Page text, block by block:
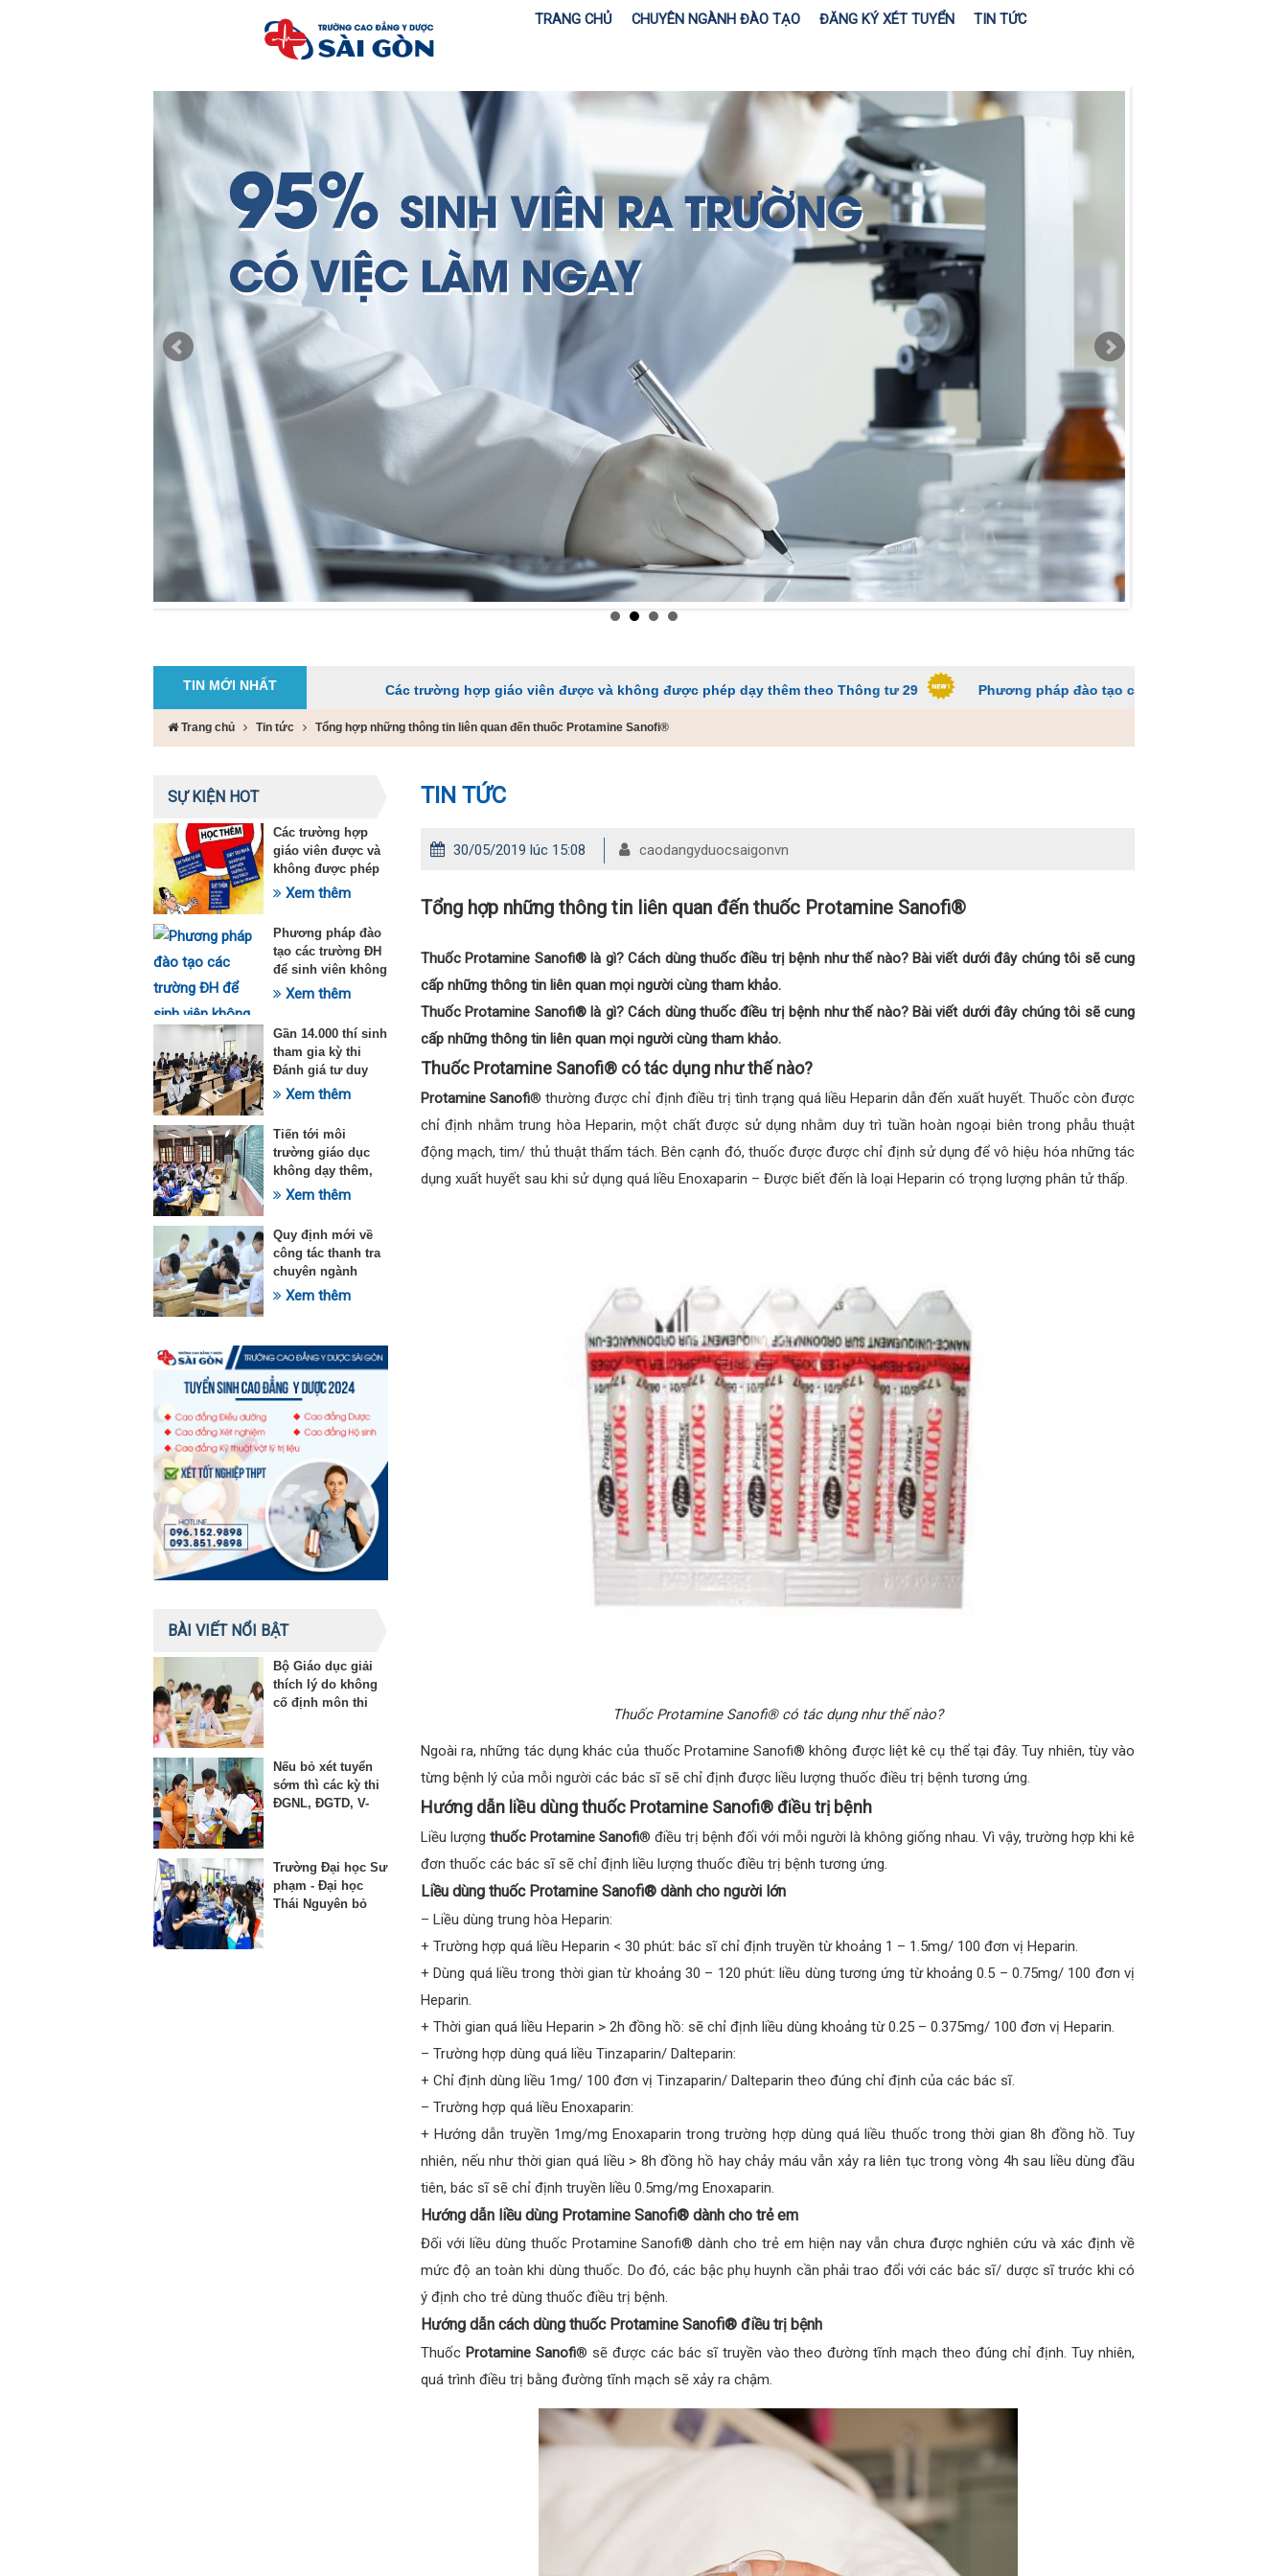
TRANG CHỦ CHUYÊN NGÀNH ĐÀO TẠO ĐĂNG KÝ XÉT TUYỂN TIN TỨC
Các trường hợp giáo viên được và không được phép dạy thêm theo Thông tư 29 Phương pháp đào tạo các trường ĐH để sinh viên không
TIN MỚI NHẤT
Trang chủ Tin tức Tổng hợp những thông tin liên quan đến thuốc Protamine Sanofi®
SỰ KIỆN HOT
Các trường hợp
giáo viên được và
không được phép
dạy thêm theo
Xem thêm
Phương pháp đào
tạo các trường ĐH
để sinh viên không
quá tải với ngành
Xem thêm
Gần 14.000 thí sinh
tham gia kỳ thi
Đánh giá tư duy
đợt 1 năm 2025
Xem thêm
Tiến tới môi
trường giáo dục
không dạy thêm,
học thêm
Xem thêm
Quy định mới về
công tác thanh tra
chuyên ngành
trong lĩnh vực giáo
Xem thêm
BÀI VIẾT NỔI BẬT
Bộ Giáo dục giải
thích lý do không
cố định môn thi
Nếu bỏ xét tuyển
sớm thì các kỳ thi
ĐGNL, ĐGTD, V-
Trường Đại học Sư
phạm - Đại học
Thái Nguyên bỏ
TIN TỨC
30/05/2019 lúc 15:08 caodangyduocsaigonvn
Tổng hợp những thông tin liên quan đến thuốc Protamine Sanofi®
Thuốc Protamine Sanofi® là gì? Cách dùng thuốc điều trị bệnh như thế nào? Bài viết dưới đây chúng tôi sẽ cung
cấp những thông tin liên quan mọi người cùng tham khảo.
Thuốc Protamine Sanofi® là gì? Cách dùng thuốc điều trị bệnh như thế nào? Bài viết dưới đây chúng tôi sẽ cung
cấp những thông tin liên quan mọi người cùng tham khảo.
Thuốc Protamine Sanofi® có tác dụng như thế nào?
Protamine Sanofi® thường được chỉ định điều trị tình trạng quá liều Heparin dẫn đến xuất huyết. Thuốc còn được
chỉ định nhằm trung hòa Heparin, một chất được sử dụng nhằm duy trì tuần hoàn ngoại biên trong phẫu thuật
động mạch, tim/ thủ thuật thẩm tách. Bên cạnh đó, thuốc được được chỉ định sử dụng để vô hiệu hóa những tác
dụng xuất huyết sau khi sử dụng quá liều Enoxaparin – Được biết đến là loại Heparin có trọng lượng phân tử thấp.
Thuốc Protamine Sanofi® có tác dụng như thế nào?
Ngoài ra, những tác dụng khác của thuốc Protamine Sanofi® không được liệt kê cụ thể tại đây. Tuy nhiên, tùy vào
từng bệnh lý của mỗi người các bác sĩ sẽ chỉ định được liều lượng thuốc điều trị bệnh tương ứng.
Hướng dẫn liều dùng thuốc Protamine Sanofi® điều trị bệnh
Liều lượng thuốc Protamine Sanofi® điều trị bệnh đối với mỗi người là không giống nhau. Vì vậy, trường hợp khi kê
đơn thuốc các bác sĩ sẽ chỉ định liều lượng thuốc điều trị bệnh tương ứng.
Liều dùng thuốc Protamine Sanofi® dành cho người lớn
– Liều dùng trung hòa Heparin:
+ Trường hợp quá liều Heparin < 30 phút: bác sĩ chỉ định truyền từ khoảng 1 – 1.5mg/ 100 đơn vị Heparin.
+ Dùng quá liều trong thời gian từ khoảng 30 – 120 phút: liều dùng tương ứng từ khoảng 0.5 – 0.75mg/ 100 đơn vị
Heparin.
+ Thời gian quá liều Heparin > 2h đồng hồ: sẽ chỉ định liều dùng khoảng từ 0.25 – 0.375mg/ 100 đơn vị Heparin.
– Trường hợp dùng quá liều Tinzaparin/ Dalteparin:
+ Chỉ định dùng liều 1mg/ 100 đơn vị Tinzaparin/ Dalteparin theo đúng chỉ định của các bác sĩ.
– Trường hợp quá liều Enoxaparin:
+ Hướng dẫn truyền 1mg/mg Enoxaparin trong trường hợp dùng quá liều thuốc trong thời gian 8h đồng hồ. Tuy
nhiên, nếu như thời gian quá liều > 8h đồng hồ hay chảy máu vẫn xảy ra liên tục trong vòng 4h sau liều dùng đầu
tiên, bác sĩ sẽ chỉ định truyền liều 0.5mg/mg Enoxaparin.
Hướng dẫn liều dùng Protamine Sanofi® dành cho trẻ em
Đối với liều dùng thuốc Protamine Sanofi® dành cho trẻ em hiện nay vẫn chưa được nghiên cứu và xác định về
mức độ an toàn khi dùng thuốc. Do đó, các bậc phụ huynh cần phải trao đổi với các bác sĩ/ dược sĩ trước khi có
ý định cho trẻ dùng thuốc điều trị bệnh.
Hướng dẫn cách dùng thuốc Protamine Sanofi® điều trị bệnh
Thuốc Protamine Sanofi® sẽ được các bác sĩ truyền vào theo đường tĩnh mạch theo đúng chỉ định. Tuy nhiên,
quá trình điều trị bằng đường tĩnh mạch sẽ xảy ra chậm.